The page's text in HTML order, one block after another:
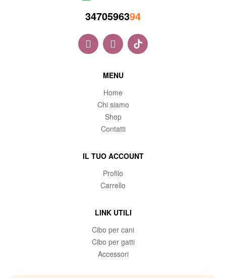
3470596394
MENU
Home
Chi siamo
Shop
Contatti
IL TUO ACCOUNT
Profilo
Carrello
LINK UTILI
Cibo per cani
Cibo per gatti
Accessori